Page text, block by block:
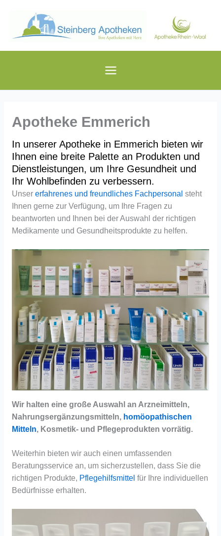
springen
Apotheke Emmerich
In unserer Apotheke in Emmerich bieten wir
Ihnen eine breite Palette an Produkten und
Dienstleistungen, um Ihre Gesundheit und
Ihr Wohlbefinden zu verbessern.
Unser erfahrenes und freundliches Fachpersonal steht
Ihnen gerne zur Verfügung, um Ihre Fragen zu
beantworten und Ihnen bei der Auswahl der richtigen
Medikamente und Gesundheitsprodukte zu helfen.
Wir halten eine große Auswahl an Arzneimitteln,
Nahrungsergänzungsmitteln, homöopathischen
Mitteln, Kosmetik- und Pflegeprodukten vorrätig.
Weiterhin bieten wir auch einen umfassenden
Beratungsservice an, um sicherzustellen, dass Sie die
richtigen Produkte, Pflegehilfsmittel für Ihre individuellen
Bedürfnisse erhalten.